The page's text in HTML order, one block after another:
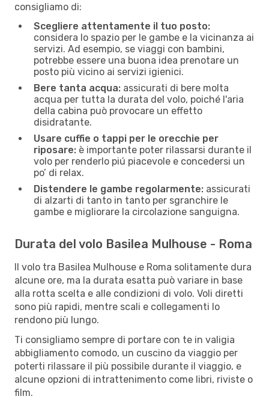
consigliamo di:
Scegliere attentamente il tuo posto:
considera lo spazio per le gambe e la vicinanza ai
servizi. Ad esempio, se viaggi con bambini,
potrebbe essere una buona idea prenotare un
posto più vicino ai servizi igienici.
Bere tanta acqua: assicurati di bere molta
acqua per tutta la durata del volo, poiché l'aria
della cabina può provocare un effetto
disidratante.
Usare cuffie o tappi per le orecchie per
riposare: è importante poter rilassarsi durante il
volo per renderlo piú piacevole e concedersi un
po’ di relax.
Distendere le gambe regolarmente: assicurati
di alzarti di tanto in tanto per sgranchire le
gambe e migliorare la circolazione sanguigna.
Durata del volo Basilea Mulhouse - Roma
Il volo tra Basilea Mulhouse e Roma solitamente dura
alcune ore, ma la durata esatta può variare in base
alla rotta scelta e alle condizioni di volo. Voli diretti
sono più rapidi, mentre scali e collegamenti lo
rendono più lungo.
Ti consigliamo sempre di portare con te in valigia
abbigliamento comodo, un cuscino da viaggio per
poterti rilassare il più possibile durante il viaggio, e
alcune opzioni di intrattenimento come libri, riviste o
film.